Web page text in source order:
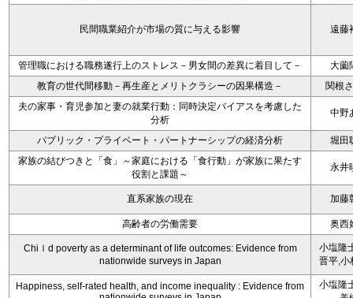
民間職業紹介が市場の質に与える影響 遠藤
管理職における職務遂行上のストレス－男女間の差異に着目して－
大薗
教育の世代間移動－再生産とメリトクラシーの因果構造－
関根
夫の家事・育児参加と妻の就業行動：同時決定バイアスを考慮した
分析
中野
パブリック・プライベート・パートナーシップの経済分析
堀田
家族の結びつきと「食」～家庭における「食行動」が家族に果たす
役割と課題～
永井
直系家族の現在 加藤
高齢者の労働需要 奥西
Chiｌd poverty as a determinant of life outcomes: Evidence from
nationwide surveys in Japan
小塩隆
晋平,小
Happiness, self-rated health, and income inequality : Evidence from
小塩隆